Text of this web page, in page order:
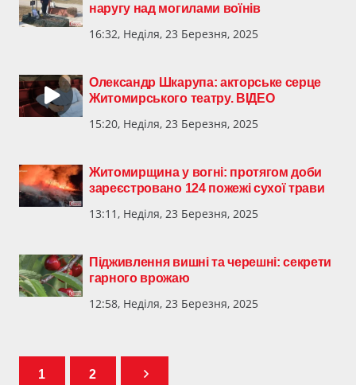
наругу над могилами воїнів
16:32, Неділя, 23 Березня, 2025
Олександр Шкарупа: акторське серце
Житомирського театру. ВІДЕО
15:20, Неділя, 23 Березня, 2025
Житомирщина у вогні: протягом доби
зареєстровано 124 пожежі сухої трави
13:11, Неділя, 23 Березня, 2025
Підживлення вишні та черешні: секрети
гарного врожаю
12:58, Неділя, 23 Березня, 2025
1 2